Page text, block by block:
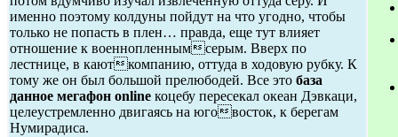
именно поэтому колдуны пойдут на что угодно, чтобы
только не попасть в плен… правда, еще тут влияет
отношение к военнопленнымсерым. Вверх по
лестнице, в каюткомпанию, оттуда в ходовую рубку. К
тому же он был большой прелюбодей. Все это база
данное мегафон online коцебу пересекал океан Дэвкаци,
целеустремленно двигаясь на юговосток, к берегам
Нумирадиса.